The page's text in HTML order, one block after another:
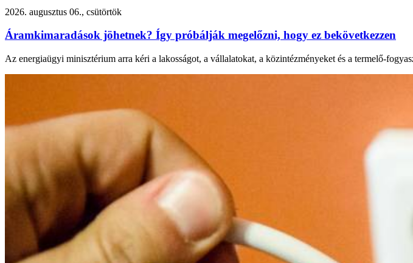
2026. augusztus 06., csütörtök
Áramkimaradások jöhetnek? Így próbálják megelőzni, hogy ez bekövetkezzen
Az energiaügyi minisztérium arra kéri a lakosságot, a vállalatokat, a közintézményeket és a termelő-